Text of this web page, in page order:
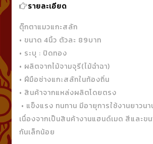
รายละเอียด
ตุ๊กตาแมวแกะสลัก
• ขนาด 4นิ้ว ตัวละ 89บาท
• ระบุ : ปิดทอง
• ผลิตจากไม้จามจุรี(ไม้ฉำฉา)
• ฝีมือช่างแกะสลักในท้องถิ่น
• สินค้าจากแหล่งผลิตโดยตรง
• แข็งแรง ทนทาน มีอายุการใช้งานยาวนา
เนื่องจากเป็นสินค้างานแฮนด์เมด สีและข
กันเล็กน้อย